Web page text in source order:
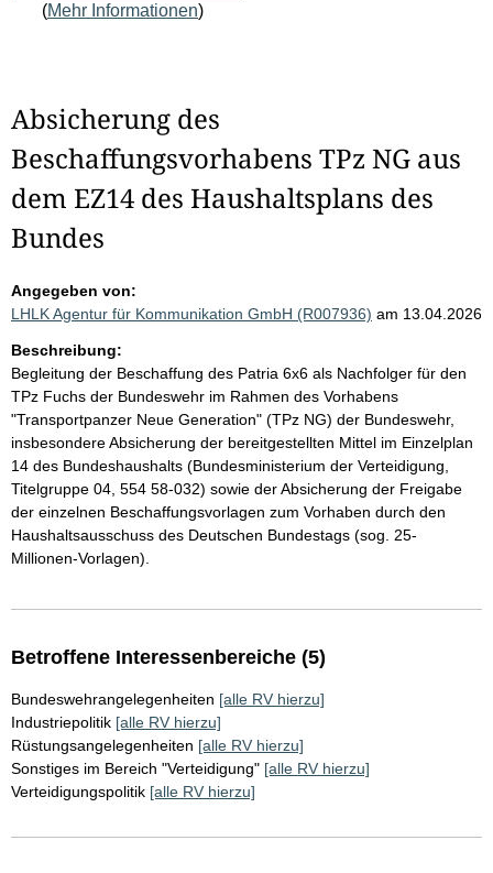
(Mehr Informationen)
Absicherung des
Beschaffungsvorhabens TPz NG aus
dem EZ14 des Haushaltsplans des
Bundes
Angegeben von:
LHLK Agentur für Kommunikation GmbH (R007936) am 13.04.2026
Beschreibung:
Begleitung der Beschaffung des Patria 6x6 als Nachfolger für den
TPz Fuchs der Bundeswehr im Rahmen des Vorhabens
"Transportpanzer Neue Generation" (TPz NG) der Bundeswehr,
insbesondere Absicherung der bereitgestellten Mittel im Einzelplan
14 des Bundeshaushalts (Bundesministerium der Verteidigung,
Titelgruppe 04, 554 58-032) sowie der Absicherung der Freigabe
der einzelnen Beschaffungsvorlagen zum Vorhaben durch den
Haushaltsausschuss des Deutschen Bundestags (sog. 25-
Millionen-Vorlagen).
Betroffene Interessenbereiche (5)
Bundeswehrangelegenheiten [alle RV hierzu]
Industriepolitik [alle RV hierzu]
Rüstungsangelegenheiten [alle RV hierzu]
Sonstiges im Bereich "Verteidigung" [alle RV hierzu]
Verteidigungspolitik [alle RV hierzu]